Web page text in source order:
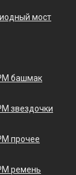
мост
башмак
звездочки
прочее
ремень